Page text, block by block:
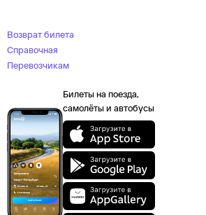
Возврат билета
Справочная
Перевозчикам
Билеты на поезда,
самолёты и автобусы